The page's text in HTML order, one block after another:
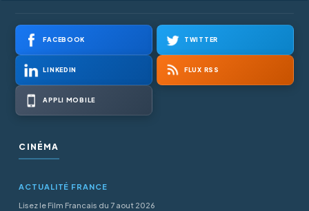
FACEBOOK TWITTER
LINKEDIN FLUX RSS
APPLI MOBILE
CINÉMA
ACTUALITÉ FRANCE
Lisez le Film Francais du 7 aout 2026